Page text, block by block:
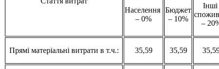
Населення
– 0%
Бюджет
– 10%
Інші
–
Прямі матеріальні витрати в т.ч.: 35,59 35,59